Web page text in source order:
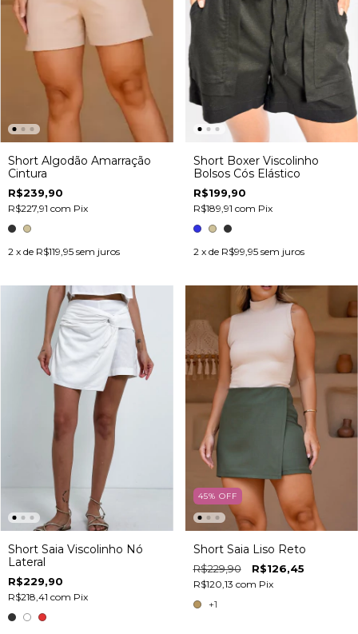
Short Algodão Amarração
Cintura
R$239,90
R$227,91 com Pix
2 x de R$119,95 sem juros
Short Boxer Viscolinho
Bolsos Cós Elástico
R$199,90
R$189,91 com Pix
2 x de R$99,95 sem juros
Short Saia Viscolinho Nó
Lateral
R$229,90
R$218,41 com Pix
45% OFF
Short Saia Liso Reto
R$229,90 R$126,45
R$120,13 com Pix
+1